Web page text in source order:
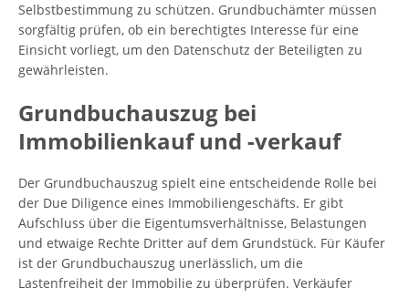
Selbstbestimmung zu schützen. Grundbuchämter müssen
sorgfältig prüfen, ob ein berechtigtes Interesse für eine
Einsicht vorliegt, um den Datenschutz der Beteiligten zu
gewährleisten.
Grundbuchauszug bei
Immobilienkauf und -verkauf
Der Grundbuchauszug spielt eine entscheidende Rolle bei
der Due Diligence eines Immobiliengeschäfts. Er gibt
Aufschluss über die Eigentumsverhältnisse, Belastungen
und etwaige Rechte Dritter auf dem Grundstück. Für Käufer
ist der Grundbuchauszug unerlässlich, um die
Lastenfreiheit der Immobilie zu überprüfen. Verkäufer